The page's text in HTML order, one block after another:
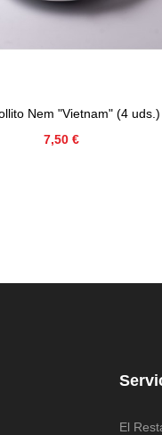
Nem "Vietnam" (4 uds.)
Precio
7,50 €
El